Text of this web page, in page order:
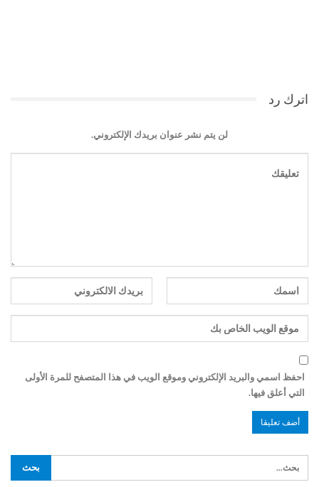
اترك رد
لن يتم نشر عنوان بريدك الإلكتروني.
احفظ اسمي والبريد الإلكتروني وموقع الويب في هذا المتصفح للمرة الأولى
التي أعلق فيها.